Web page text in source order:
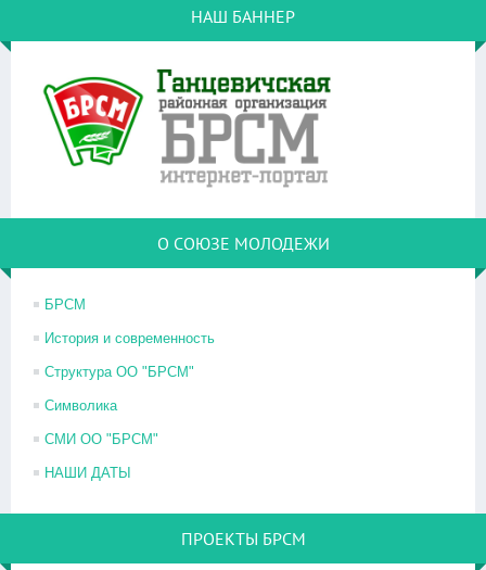
НАШ БАННЕР
О СОЮЗЕ МОЛОДЕЖИ
БРСМ
История и современность
Структура ОО "БРСМ"
Символика
СМИ ОО "БРСМ"
НАШИ ДАТЫ
ПРОЕКТЫ БРСМ